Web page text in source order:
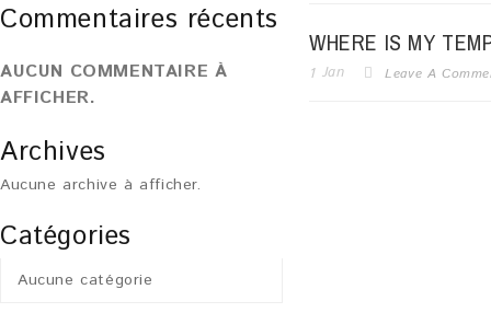
WHERE IS MY
1 Jan Leave A
Commentaires récents
AUCUN COMMENTAIRE À
AFFICHER.
Archives
Aucune archive à afficher.
Catégories
Aucune catégorie